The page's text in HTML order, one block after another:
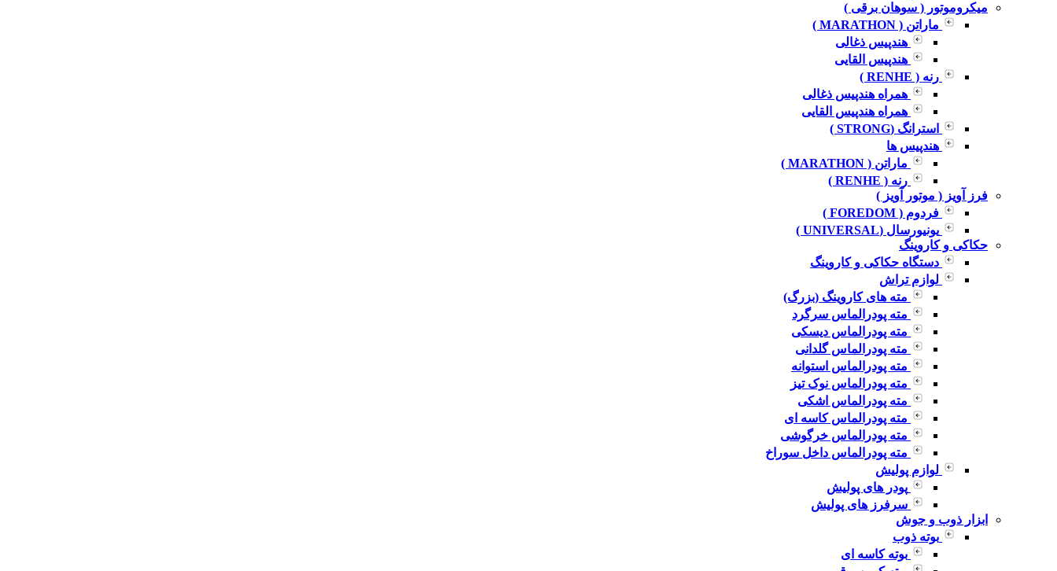
میکروموتور ( سوهان برقی )
ماراتن ( MARATHON )
هندپیس ذغالی
هندپیس القایی
رنه ( RENHE )
همراه هندپیس ذغالی
همراه هندپیس القایی
استرانگ (STRONG )
هندپیس ها
ماراتن ( MARATHON )
رنه ( RENHE )
فرز آویز ( موتور آویز )
فردوم ( FOREDOM )
یونیورسال (UNIVERSAL )
حکاکی و کاروینگ
دستگاه حکاکی و کاروینگ
لوازم تراش
مته های کاروینگ (بزرگ)
مته پودرالماس سرگرد
مته پودرالماس دیسکی
مته پودرالماس گلدانی
مته پودرالماس استوانه
مته پودرالماس نوک تیز
مته پودرالماس اشکی
مته پودرالماس کاسه ای
مته پودرالماس خرگوشی
مته پودرالماس داخل سوراخ
لوازم پولیش
پودر های پولیش
سرفرز های پولیش
ابزار ذوب و جوش
بوته ذوب
بوته کاسه ای